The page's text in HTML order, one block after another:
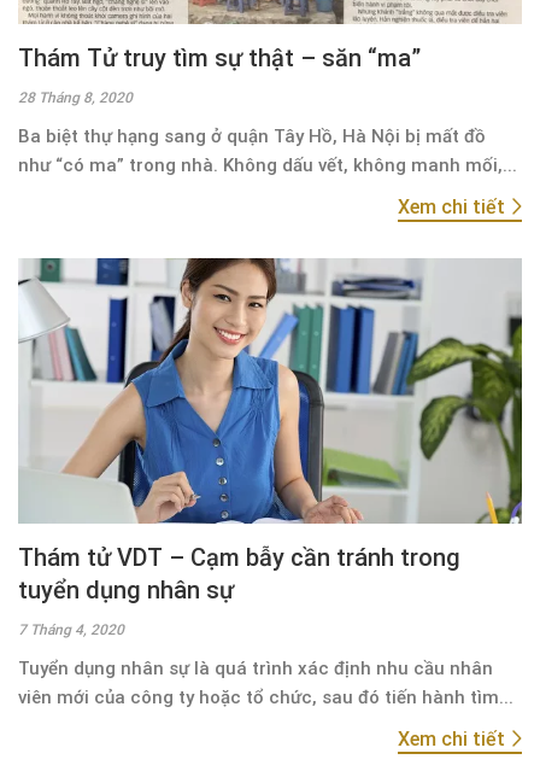
Thám Tử truy tìm sự thật – săn “ma”
28 Tháng 8, 2020
Ba biệt thự hạng sang ở quận Tây Hồ, Hà Nội bị mất đồ
như “có ma” trong nhà. Không dấu vết, không manh mối,...
Xem chi tiết
Thám tử VDT – Cạm bẫy cần tránh trong
tuyển dụng nhân sự
7 Tháng 4, 2020
Tuyển dụng nhân sự là quá trình xác định nhu cầu nhân
viên mới của công ty hoặc tổ chức, sau đó tiến hành tìm...
Xem chi tiết